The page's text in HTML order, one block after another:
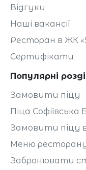
Відгуки
Наші вакансії
Ресторан в ЖК
Сертифікати
Популярні
Замовити піцу
Піца Софіївська
Замовити піцу
Меню
Забронювати